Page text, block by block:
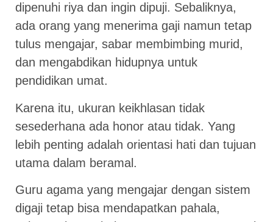
dipenuhi riya dan ingin dipuji. Sebaliknya,
ada orang yang menerima gaji namun tetap
tulus mengajar, sabar membimbing murid,
dan mengabdikan hidupnya untuk
pendidikan umat.
Karena itu, ukuran keikhlasan tidak
sesederhana ada honor atau tidak. Yang
lebih penting adalah orientasi hati dan tujuan
utama dalam beramal.
Guru agama yang mengajar dengan sistem
digaji tetap bisa mendapatkan pahala,